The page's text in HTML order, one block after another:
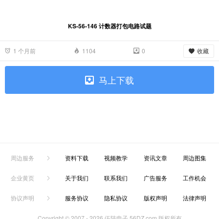
KS-56-146 计数器打包电路试题
1 个月前 1104 0 收藏
马上下载
周边服务 资料下载 视频教学 资讯文章 周边图集
企业黄页 关于我们 联系我们 广告服务 工作机会
协议声明 服务协议 隐私协议 版权声明 法律声明